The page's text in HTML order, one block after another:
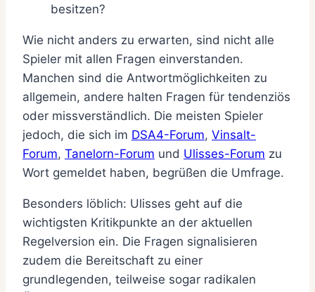
besitzen?
Wie nicht anders zu erwarten, sind nicht alle
Spieler mit allen Fragen einverstanden.
Manchen sind die Antwortmöglichkeiten zu
allgemein, andere halten Fragen für tendenziös
oder missverständlich. Die meisten Spieler
jedoch, die sich im DSA4-Forum, Vinsalt-
Forum, Tanelorn-Forum und Ulisses-Forum zu
Wort gemeldet haben, begrüßen die Umfrage.
Besonders löblich: Ulisses geht auf die
wichtigsten Kritikpunkte an der aktuellen
Regelversion ein. Die Fragen signalisieren
zudem die Bereitschaft zu einer
grundlegenden, teilweise sogar radikalen